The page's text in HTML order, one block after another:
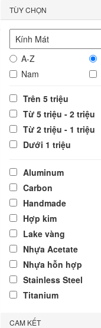
TÙY CHỌN
A-Z
Nam
Trên 5 triệu
Từ 5 triệu - 2 triệu
Từ 2 triệu - 1 triệu
Dưới 1 triệu
Aluminum
Carbon
Handmade
Hợp kim
Lake vàng
Nhựa Acetate
Nhựa hỗn hợp
Stainless Steel
Titanium
CAM KẾT